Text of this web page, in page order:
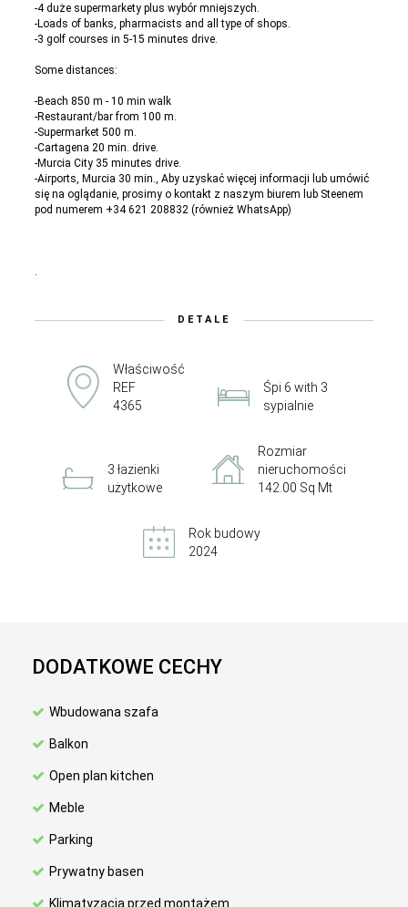
-4 duże supermarkety plus wybór mniejszych.
-Loads of banks, pharmacists and all type of shops.
-3 golf courses in 5-15 minutes drive.
Some distances:
-Beach 850 m - 10 min walk
-Restaurant/bar from 100 m.
-Supermarket 500 m.
-Cartagena 20 min. drive.
-Murcia City 35 minutes drive.
-Airports, Murcia 30 min., Aby uzyskać więcej informacji lub umówić
się na oglądanie, prosimy o kontakt z naszym biurem lub Steenem
pod numerem +34 621 208832 (również WhatsApp)
.
DETALE
Właściwość
REF
4365
Śpi 6 with 3
sypialnie
3 łazienki
użytkowe
Rozmiar
nieruchomości
142.00 Sq Mt
Rok budowy
2024
DODATKOWE CECHY
Wbudowana szafa
Balkon
Open plan kitchen
Meble
Parking
Prywatny basen
Klimatyzacja przed montażem